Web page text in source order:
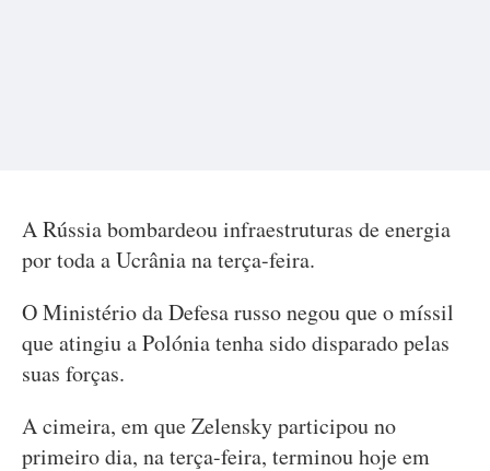
A Rússia bombardeou infraestruturas de energia
por toda a Ucrânia na terça-feira.
O Ministério da Defesa russo negou que o míssil
que atingiu a Polónia tenha sido disparado pelas
suas forças.
A cimeira, em que Zelensky participou no
primeiro dia, na terça-feira, terminou hoje em